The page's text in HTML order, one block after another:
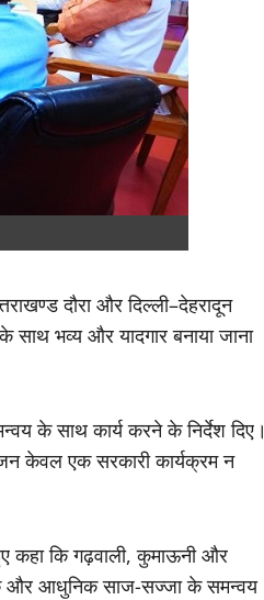
दौरा और दिल्ली–देहरादून
साथ भव्य और यादगार बनाया जाना
के साथ कार्य करने के निर्देश दिए।
केवल एक सरकारी कार्यक्रम न
कहा कि गढ़वाली, कुमाऊनी और
और आधुनिक साज-सज्जा के समन्वय